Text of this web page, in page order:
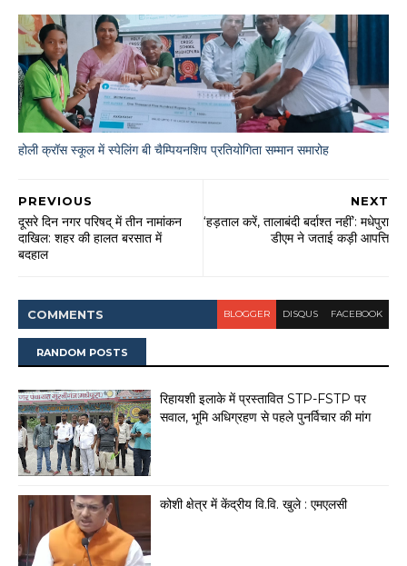
होली क्रॉस स्कूल में स्पेलिंग बी चैम्पियनशिप प्रतियोगिता सम्मान समारोह
NEXT
‘हड़ताल करें, तालाबंदी बर्दाश्त नहीं’: मधेपुरा
डीएम ने जताई कड़ी आपत्ति
PREVIOUS
दूसरे दिन नगर परिषद् में तीन नामांकन
दाखिल: शहर की हालत बरसात में
बदहाल
COMMENTS BLOGGER DISQUS FACEBOOK
RANDOM POSTS
रिहायशी इलाके में प्रस्तावित STP-FSTP पर
सवाल, भूमि अधिग्रहण से पहले पुनर्विचार की मांग
कोशी क्षेत्र में केंद्रीय वि.वि. खुले : एमएलसी